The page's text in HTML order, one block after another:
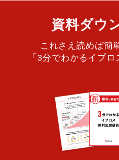
資料ダウ
これさえ読めば簡
「3分でわかるイプロ